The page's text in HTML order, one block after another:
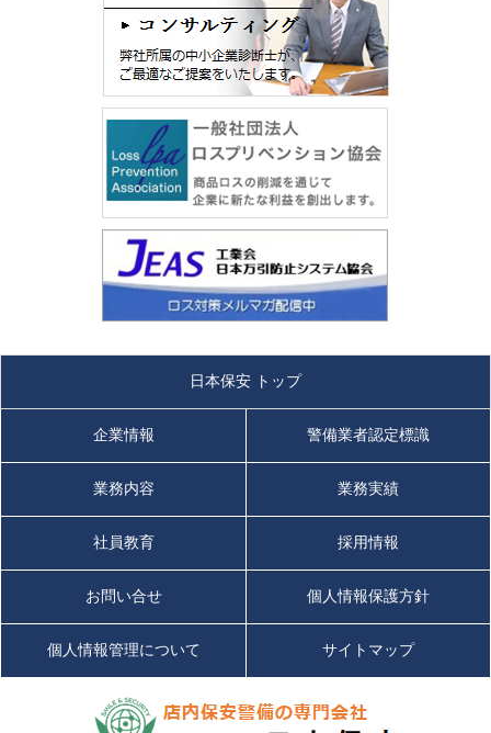
日本保安 トップ
企業情報 警備業者認定標識
業務内容 業務実績
社員教育 採用情報
お問い合せ 個人情報保護方針
個人情報管理について サイトマップ